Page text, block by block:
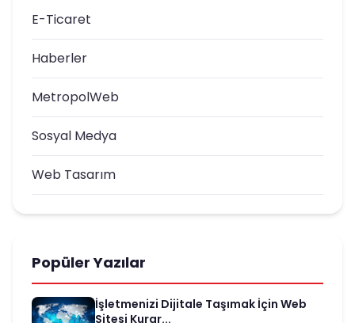
E-Ticaret
Haberler
MetropolWeb
Sosyal Medya
Web Tasarım
Popüler Yazılar
İşletmenizi Dijitale Taşımak İçin Web
Sitesi Kurar...